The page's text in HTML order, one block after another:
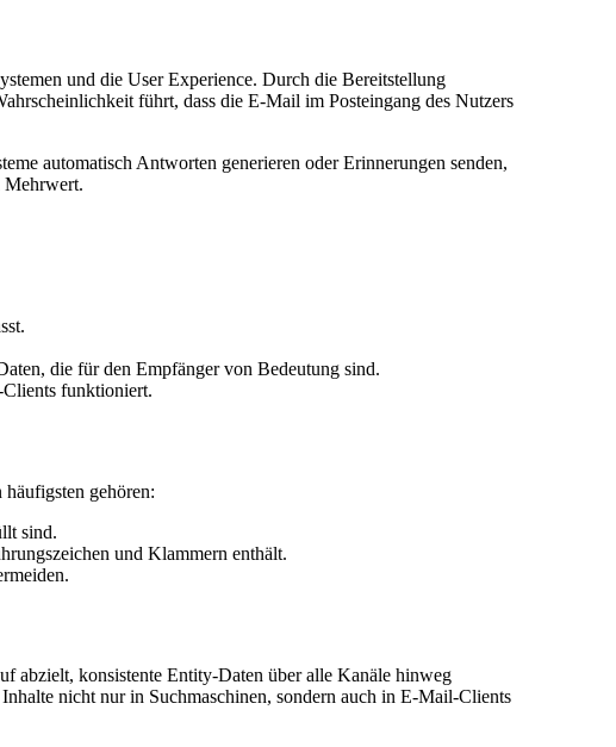
und die User Experience. Durch die Bereitstellung
führt, dass die E-Mail im Posteingang des Nutzers
automatisch Antworten generieren oder Erinnerungen senden,
Mehrwert.
die für den Empfänger von Bedeutung sind.
funktioniert.
gehören:
sind.
und Klammern enthält.
abzielt, konsistente Entity-Daten über alle Kanäle hinweg
nicht nur in Suchmaschinen, sondern auch in E-Mail-Clients